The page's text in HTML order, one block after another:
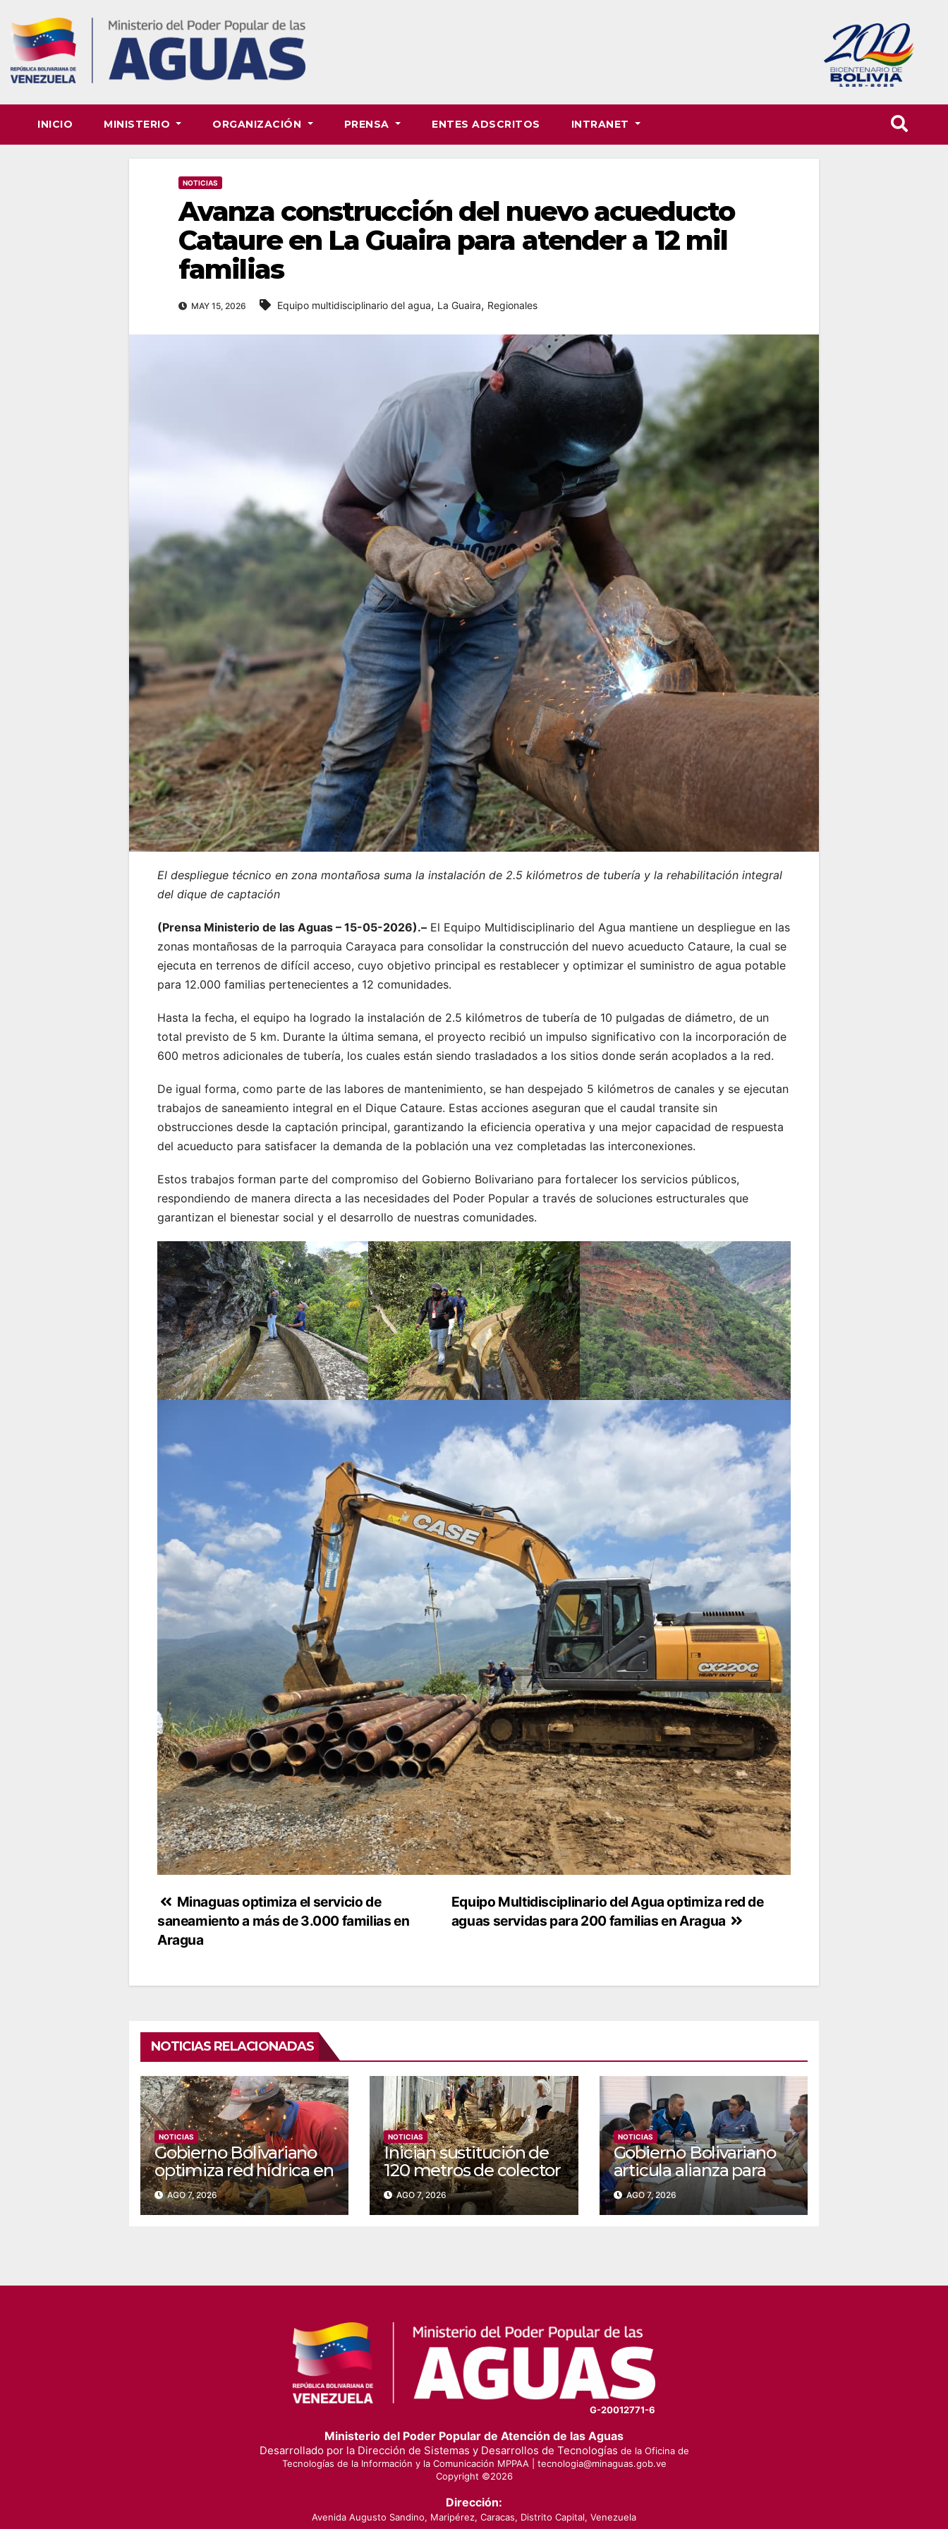
content
INICIO MINISTERIO ORGANIZACIÓN PRENSA ENTES ADSCRITOS INTRANET
NOTICIAS
Avanza construcción del nuevo acueducto
Cataure en La Guaira para atender a 12 mil
familias
MAY 15, 2026 Equipo multidisciplinario del agua, La Guaira, Regionales
El despliegue técnico en zona montañosa suma la instalación de 2.5 kilómetros de tubería y la rehabilitación integral
del dique de captación
(Prensa Ministerio de las Aguas – 15-05-2026).– El Equipo Multidisciplinario del Agua mantiene un despliegue en las
zonas montañosas de la parroquia Carayaca para consolidar la construcción del nuevo acueducto Cataure, la cual se
ejecuta en terrenos de difícil acceso, cuyo objetivo principal es restablecer y optimizar el suministro de agua potable
para 12.000 familias pertenecientes a 12 comunidades.
Hasta la fecha, el equipo ha logrado la instalación de 2.5 kilómetros de tubería de 10 pulgadas de diámetro, de un
total previsto de 5 km. Durante la última semana, el proyecto recibió un impulso significativo con la incorporación de
600 metros adicionales de tubería, los cuales están siendo trasladados a los sitios donde serán acoplados a la red.
De igual forma, como parte de las labores de mantenimiento, se han despejado 5 kilómetros de canales y se ejecutan
trabajos de saneamiento integral en el Dique Cataure. Estas acciones aseguran que el caudal transite sin
obstrucciones desde la captación principal, garantizando la eficiencia operativa y una mejor capacidad de respuesta
del acueducto para satisfacer la demanda de la población una vez completadas las interconexiones.
Estos trabajos forman parte del compromiso del Gobierno Bolivariano para fortalecer los servicios públicos,
respondiendo de manera directa a las necesidades del Poder Popular a través de soluciones estructurales que
garantizan el bienestar social y el desarrollo de nuestras comunidades.
Navegación
de
Equipo Multidisciplinario del Agua optimiza red de
aguas servidas para 200 familias en Aragua
Minaguas optimiza el servicio de
saneamiento a más de 3.000 familias en
Aragua
NOTICIAS RELACIONADAS
NOTICIAS
Gobierno Bolivariano
optimiza red hídrica en
el sector La Majada
AGO 7, 2026
NOTICIAS
Inician sustitución de
120 metros de colector
para aguas servidas en
Coche
AGO 7, 2026
NOTICIAS
Gobierno Bolivariano
articula alianza para
blindar el suministro
de agua y electricidad
AGO 7, 2026
G-20012771-6
Ministerio del Poder Popular de Atención de las Aguas
Desarrollado por la Dirección de Sistemas y Desarrollos de Tecnologías de la Oficina de
Tecnologías de la Información y la Comunicación MPPAA | tecnologia@minaguas.gob.ve
Copyright ©2026
Dirección:
Avenida Augusto Sandino, Maripérez, Caracas, Distrito Capital, Venezuela